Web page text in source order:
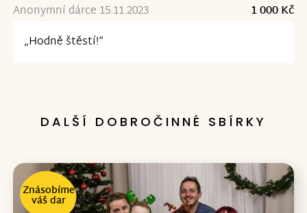
Anonymní dárce 15.11.2023
1 000 Kč
„Hodně štěstí!“
DALŠÍ DOBROČINNÉ SBÍRKY
Znásobíme
váš dar